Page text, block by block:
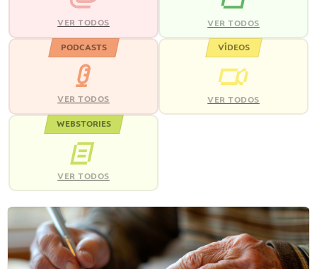
VER TODOS VER TODOS
PODCASTS
VER TODOS
VÍDEOS
VER TODOS
WEBSTORIES
VER TODOS